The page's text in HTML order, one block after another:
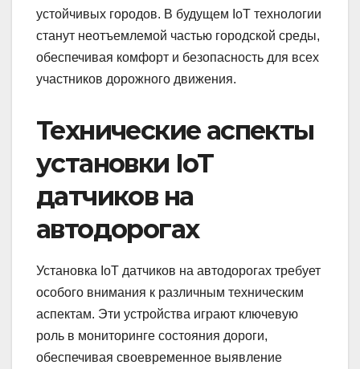
устойчивых городов. В будущем IoT технологии
станут неотъемлемой частью городской среды,
обеспечивая комфорт и безопасность для всех
участников дорожного движения.
Технические аспекты
установки IoT
датчиков на
автодорогах
Установка IoT датчиков на автодорогах требует
особого внимания к различным техническим
аспектам. Эти устройства играют ключевую
роль в мониторинге состояния дороги,
обеспечивая своевременное выявление